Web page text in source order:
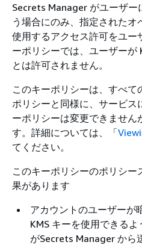
Secrets Manager がユーザー
う場合にのみ、指定されたオ
使用するアクセス許可をユー
ーポリシーでは、ユーザーが
とは許可されません。
このキーポリシーは、すべて
ポリシーと同様に、サービス
ーポリシーは変更できません
す。詳細については、「
てください。
このキーポリシーのポリシ
果があります
アカウントのユーザーが
KMS キーを使用できる
がSecrets Manager から